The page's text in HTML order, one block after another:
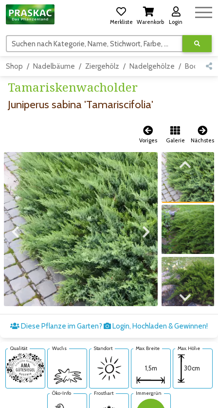
Merkliste Warenkorb Login
Suchen nach Kategorie, Name, Stichwort, Farbe, usw.
Shop Nadelbäume Ziergehölz Nadelgehölze
Tamariskenwacholder
Juniperus sabina 'Tamariscifolia'
Voriges Galerie Nächstes
Zum vorigen Bild Zum nächsten Bild
Zum vorigen Bild
Zum nächsten Bild
Diese Pflanze im Garten? Login, Hochladen & Gewinnen!
Qualität Wuchs Standort Max. Breite
1,5m
Max. Höhe
30cm
Öko-Info Frosthart Immergrün